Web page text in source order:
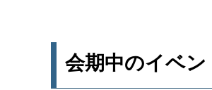
会期中のイベン